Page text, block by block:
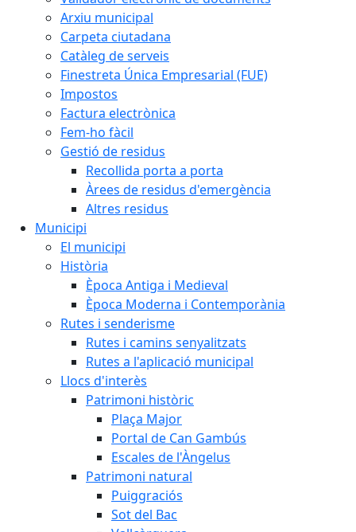
Arxiu municipal
Carpeta ciutadana
Catàleg de serveis
Finestreta Única Empresarial (FUE)
Impostos
Factura electrònica
Fem-ho fàcil
Gestió de residus
Recollida porta a porta
Àrees de residus d'emergència
Altres residus
Municipi
El municipi
Història
Època Antiga i Medieval
Època Moderna i Contemporània
Rutes i senderisme
Rutes i camins senyalitzats
Rutes a l'aplicació municipal
Llocs d'interès
Patrimoni històric
Plaça Major
Portal de Can Gambús
Escales de l'Àngelus
Patrimoni natural
Puiggraciós
Sot del Bac